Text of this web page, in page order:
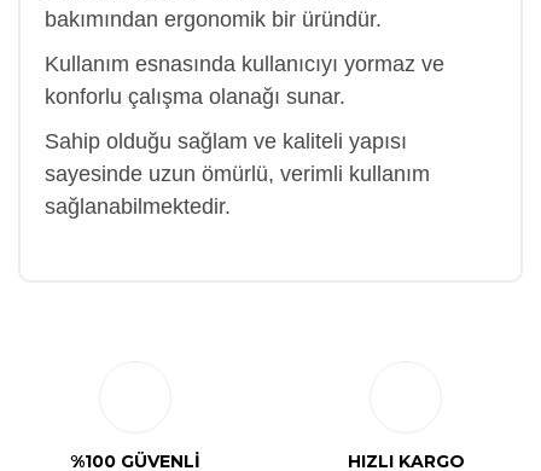
bakımından ergonomik bir üründür.
Kullanım esnasında kullanıcıyı yormaz ve
konforlu çalışma olanağı sunar.
Sahip olduğu sağlam ve kaliteli yapısı
sayesinde uzun ömürlü, verimli kullanım
sağlanabilmektedir.
%100 GÜVENLİ
HIZLI KARGO